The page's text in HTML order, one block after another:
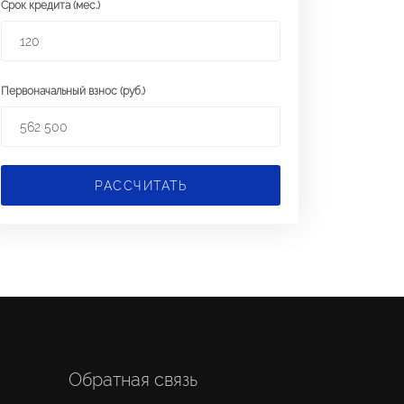
Срок кредита (мес.)
Первоначальный взнос (руб.)
РАССЧИТАТЬ
Обратная связь